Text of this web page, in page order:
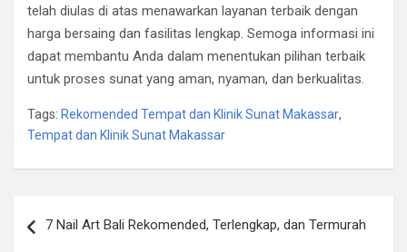
telah diulas di atas menawarkan layanan terbaik dengan
harga bersaing dan fasilitas lengkap. Semoga informasi ini
dapat membantu Anda dalam menentukan pilihan terbaik
untuk proses sunat yang aman, nyaman, dan berkualitas.
Tags: Rekomended Tempat dan Klinik Sunat Makassar,
Tempat dan Klinik Sunat Makassar
navigation
7 Nail Art Bali Rekomended, Terlengkap, dan Termurah